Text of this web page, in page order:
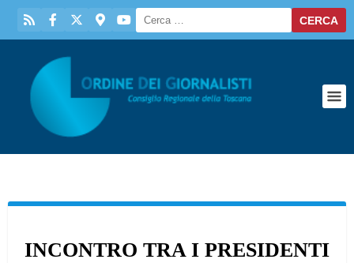
INCONTRO TRA I PRESIDENTI